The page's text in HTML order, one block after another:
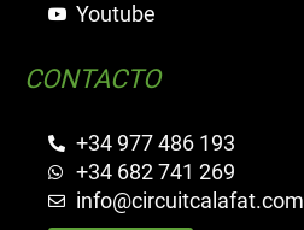
Youtube
CONTACTO
+34 977 486 193
+34 682 741 269
info@circuitcalafat.com